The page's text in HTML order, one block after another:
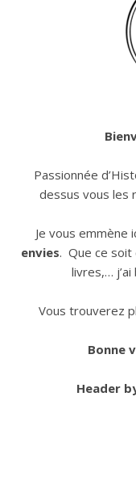
Passionnée
dessus vous les
Je vous emmène
envies. Que ce soit
livres,…
Vous trouverez
Bonne
Header